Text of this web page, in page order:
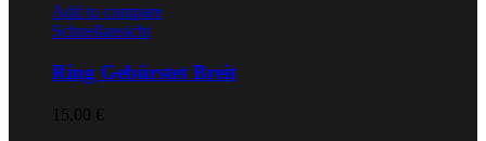
Add to compare
Schnellansicht
Ring Gebürstet Breit
15,00 €